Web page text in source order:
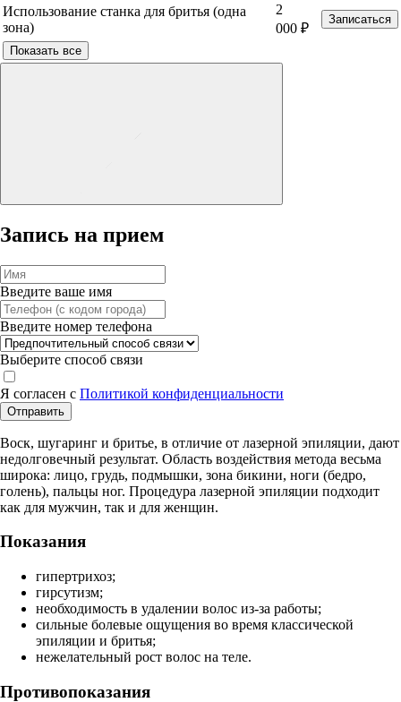
Использование станка для бритья (одна
зона)
2
000 ₽
Записаться
Показать все
Запись на прием
Введите ваше имя
Введите номер телефона
Выберите способ связи
Я согласен с Политикой конфиденциальности
Отправить
Воск, шугаринг и бритье, в отличие от лазерной эпиляции, дают
недолговечный результат. Область воздействия метода весьма
широка: лицо, грудь, подмышки, зона бикини, ноги (бедро,
голень), пальцы ног. Процедура лазерной эпиляции подходит
как для мужчин, так и для женщин.
Показания
гипертрихоз;
гирсутизм;
необходимость в удалении волос из-за работы;
сильные болевые ощущения во время классической
эпиляции и бритья;
нежелательный рост волос на теле.
Противопоказания